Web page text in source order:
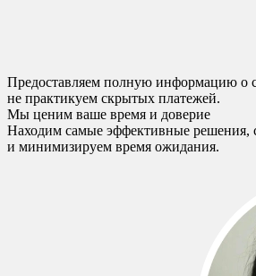
Предоставляем полную информацию о
не практикуем скрытых платежей.
Мы ценим ваше время и доверие
Находим самые эффективные решения,
и минимизируем время ожидания.